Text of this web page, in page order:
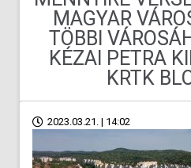
MAGYAR
TÖBBI
KÉZAI PETRA
KRTK
2023.03.21. | 14:02